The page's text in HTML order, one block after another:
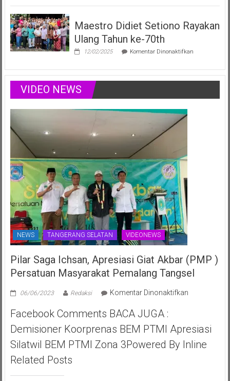
Positif
Elizabeth,
Anak
Siap
Harumkan
Ajang
Juli
Maestro Didiet Setiono Rayakan
Ulang Tahun ke-70th
12/02/2025 Komentar Dinonaktifkanpada
Setiono
Rayakan
Tahun
VIDEO NEWS
NEWS TANGERANG SELATAN VIDEONEWS
Pilar Saga Ichsan, Apresiasi Giat Akbar (PMP )
Persatuan Masyarakat Pemalang Tangsel
06/06/2023 Redaksi Komentar Dinonaktifkanpada
Ichsan,
Apresiasi
Giat
Facebook Comments BACA JUGA :
Demisioner Koorprenas BEM PTMI Apresiasi
Silatwil BEM PTMI Zona 3Powered By Inline
Related Posts